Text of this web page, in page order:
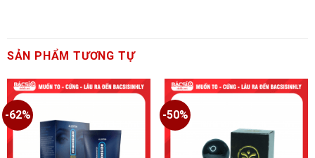
SẢN PHẨM TƯƠNG TỰ
-62% -50%